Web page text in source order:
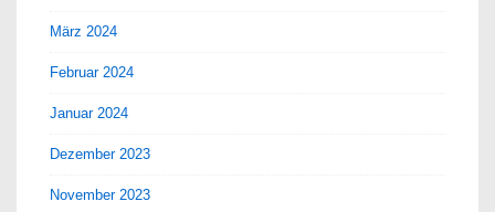
März 2024
Februar 2024
Januar 2024
Dezember 2023
November 2023